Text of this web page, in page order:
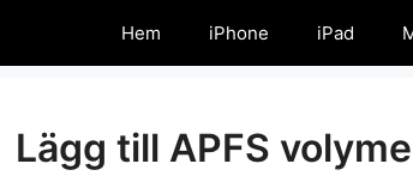
Hem iPhone iPad
Lägg till APFS